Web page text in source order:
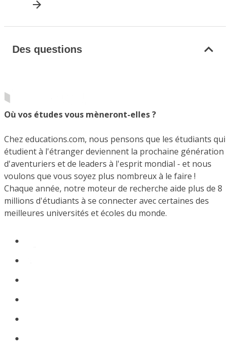
Des questions
Où vos études vous mèneront-elles ?
Chez educations.com, nous pensons que les étudiants qui
étudient à l'étranger deviennent la prochaine génération
d'aventuriers et de leaders à l'esprit mondial - et nous
voulons que vous soyez plus nombreux à le faire !
Chaque année, notre moteur de recherche aide plus de 8
millions d'étudiants à se connecter avec certaines des
meilleures universités et écoles du monde.